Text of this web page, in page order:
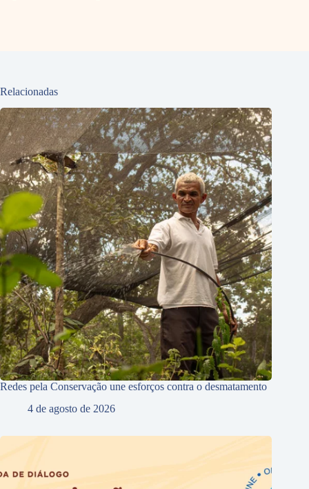
Relacionadas
Redes pela Conservação une esforços contra o desmatamento
4 de agosto de 2026